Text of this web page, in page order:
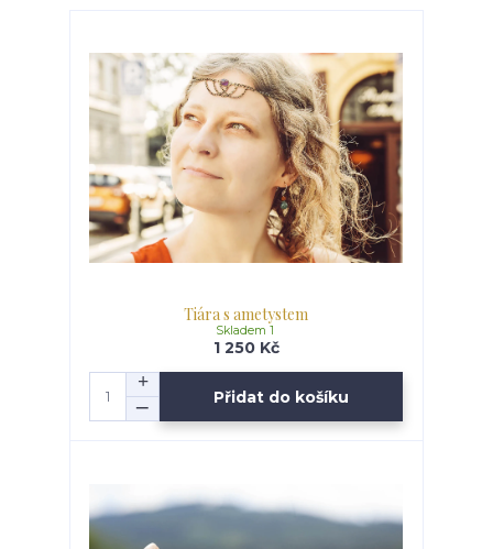
Tiára s ametystem
1 250 Kč
Skladem 1
Přidat do košíku